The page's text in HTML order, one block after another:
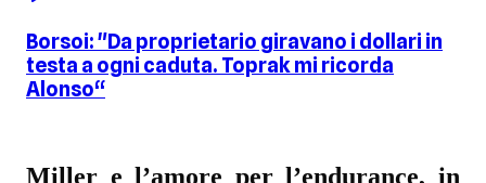
Borsoi: "Da proprietario giravano i dollari in
testa a ogni caduta. Toprak mi ricorda
Alonso“
Miller e l’amore per l’endurance, in